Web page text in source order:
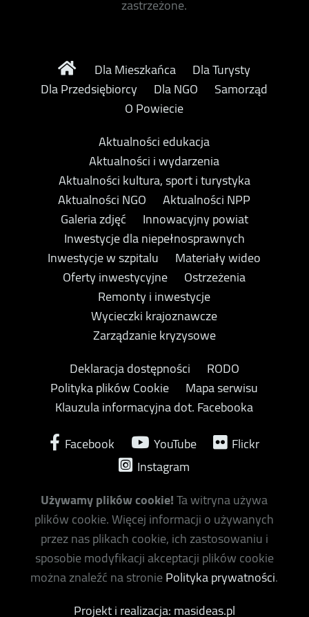
zastrzeżone.
Dla Mieszkańca
Dla Turysty
Dla Przedsiębiorcy
Dla NGO
Samorząd
O Powiecie
Aktualności edukacja
Aktualności i wydarzenia
Aktualności kultura, sport i turystyka
Aktualności NGO
Aktualności NPP
Galeria zdjęć
Innowacyjny powiat
Inwestycje dla niepełnosprawnych
Inwestycje w szpitalu
Materiały wideo
Oferty inwestycyjne
Ostrzeżenia
Remonty i inwestycje
Wycieczki krajoznawcze
Zarządzanie kryzysowe
Deklaracja dostępności
RODO
Polityka plików Cookie
Mapa serwisu
Klauzula informacyjna dot. Facebooka
Facebook
YouTube
Flickr
Instagram
Używamy plików cookie!Ta witryna używa
plików cookie. Więcej informacji o używanych
przez nas plikach cookie, ich zastosowaniu i
sposobie modyfikacji akceptacji plików cookie
można znaleźć na stroniePolityka prywatności.
Projekt i realizacja: masideas.pl